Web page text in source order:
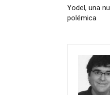
Yodel, una
polémica